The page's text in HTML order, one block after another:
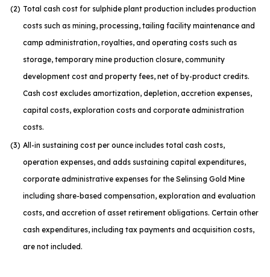
(2) Total cash cost for sulphide plant production includes production
costs such as mining, processing, tailing facility maintenance and
camp administration, royalties, and operating costs such as
storage, temporary mine production closure, community
development cost and property fees, net of by-product credits.
Cash cost excludes amortization, depletion, accretion expenses,
capital costs, exploration costs and corporate administration
costs.
(3) All-in sustaining cost per ounce includes total cash costs,
operation expenses, and adds sustaining capital expenditures,
corporate administrative expenses for the Selinsing Gold Mine
including share-based compensation, exploration and evaluation
costs, and accretion of asset retirement obligations. Certain other
cash expenditures, including tax payments and acquisition costs,
are not included.